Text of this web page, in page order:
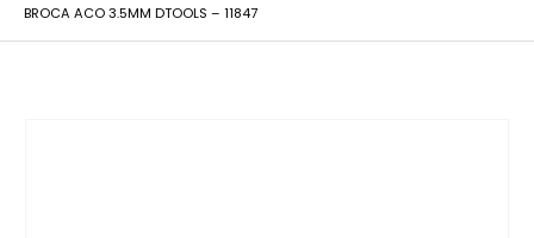
BROCA ACO 3.5MM DTOOLS – 11847